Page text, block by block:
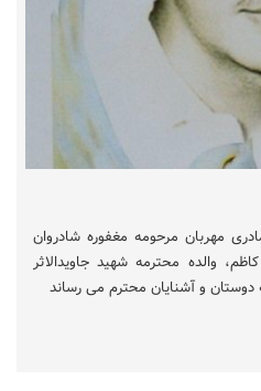
مهربان مرحومه مغفوره شادروان
والده محترمه شهید جاویدالاثر
دوستان و آشنایان محترم می رساند